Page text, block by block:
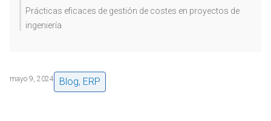
Prácticas eficaces de gestión de costes en proyectos de
ingeniería
mayo 9, 2024 Blog, ERP